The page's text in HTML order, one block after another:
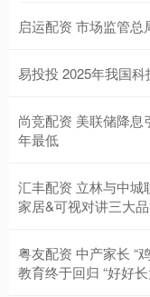
启运配资 市场监管
易投投 2025年我国
尚竞配资 美联储降
年最低
汇丰配资 立林与中城
家居&可视对讲三大
粤友配资 中产家长 “
教育终于回归 “好好长